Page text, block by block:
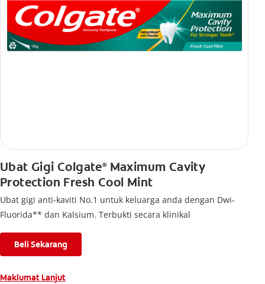
Ubat Gigi Colgate®Maximum Cavity
Protection Fresh Cool Mint
Ubat gigi anti-kaviti No.1 untuk keluarga anda dengan Dwi-
Fluorida** dan Kalsium. Terbukti secara klinikal
Beli Sekarang
Maklumat Lanjut